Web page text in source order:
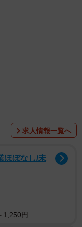
1/5
提供：【なみお】さ
求人情報一覧へ
ほぼなし/未
1,250円